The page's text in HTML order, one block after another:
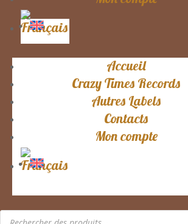
Accueil
Crazy Times Records
Autres Labels
Contacts
Mon compte
Recherche